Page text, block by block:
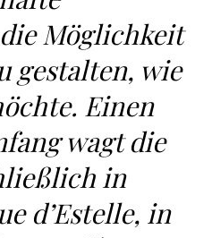
Möglichkeit
gestalten, wie
Einen
wagt die
in
d’Estelle, in